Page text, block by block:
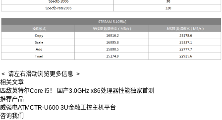
< 请左右滑动浏览更多信息 >
相关文章
匹敌英特尔Core i5！ 国产3.0GHz x86处理器性能独家首测
推荐产品
威强电ATMCTR-U600 3U金融工控主机平台
咨询我们